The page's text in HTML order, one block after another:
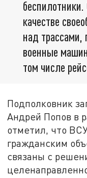
качестве
над трассами,
военные
том числе
Подполковник
Андрей Попов в
отметил, что
гражданским
связаны с